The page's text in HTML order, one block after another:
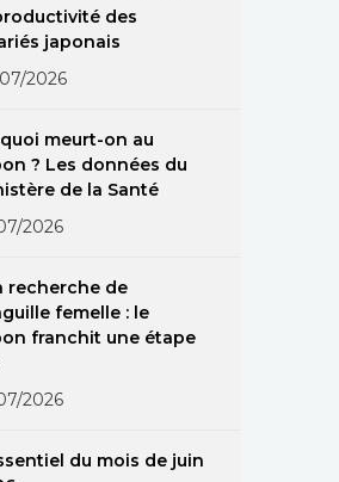
des
japonais
2026
meurt-on au
? Les données du
de la Santé
2026
recherche de
femelle : le
franchit une étape
2026
du mois de juin